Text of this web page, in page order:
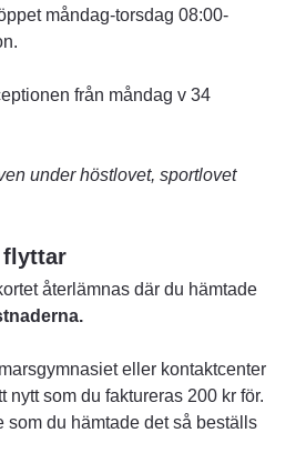
måndag-torsdag 08:00-
från måndag v 34
under höstlovet, sportlovet
flyttar
återlämnas där du hämtade
eller kontaktcenter
som du faktureras 200 kr för.
som du hämtade det så beställs